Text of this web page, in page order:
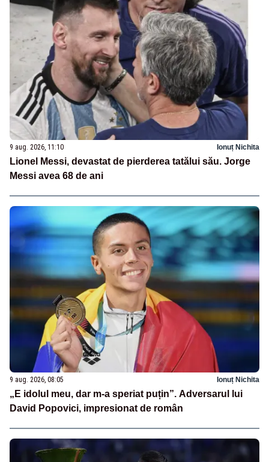
9 aug. 2026, 11:10 Ionuț Nichita
Lionel Messi, devastat de pierderea tatălui său. Jorge
Messi avea 68 de ani
9 aug. 2026, 08:05 Ionuț Nichita
„E idolul meu, dar m-a speriat puțin”. Adversarul lui
David Popovici, impresionat de român